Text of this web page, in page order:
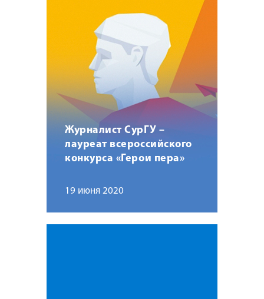
Журналист СурГУ –
лауреат всероссийского
конкурса «Герои пера»
19 июня 2020